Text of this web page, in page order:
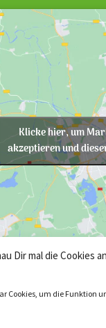
Dir mal die Cookies
Cookies, um die Funktion
Klicke hier, um
akzeptieren und